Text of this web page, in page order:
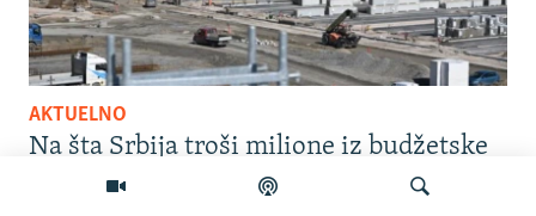
AKTUELNO
Na šta Srbija troši milione iz budžetske
rezerve?